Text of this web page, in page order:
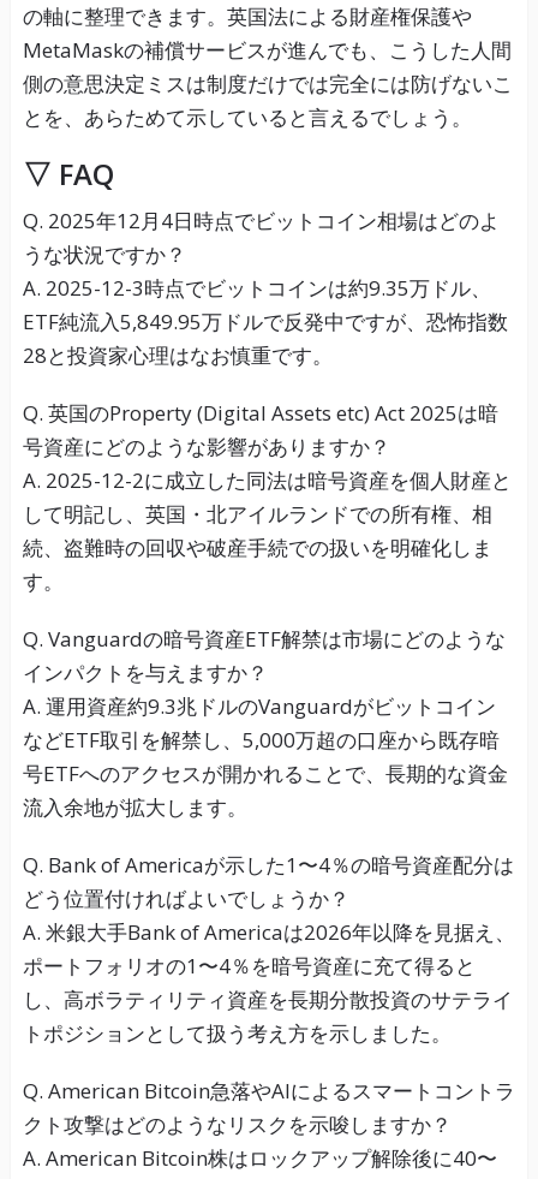
の軸に整理できます。英国法による財産権保護や
MetaMaskの補償サービスが進んでも、こうした人間
側の意思決定ミスは制度だけでは完全には防げないこ
とを、あらためて示していると言えるでしょう。
▽ FAQ
Q. 2025年12月4日時点でビットコイン相場はどのよ
うな状況ですか？
A. 2025-12-3時点でビットコインは約9.35万ドル、
ETF純流入5,849.95万ドルで反発中ですが、恐怖指数
28と投資家心理はなお慎重です。
Q. 英国のProperty (Digital Assets etc) Act 2025は暗
号資産にどのような影響がありますか？
A. 2025-12-2に成立した同法は暗号資産を個人財産と
して明記し、英国・北アイルランドでの所有権、相
続、盗難時の回収や破産手続での扱いを明確化しま
す。
Q. Vanguardの暗号資産ETF解禁は市場にどのような
インパクトを与えますか？
A. 運用資産約9.3兆ドルのVanguardがビットコイン
などETF取引を解禁し、5,000万超の口座から既存暗
号ETFへのアクセスが開かれることで、長期的な資金
流入余地が拡大します。
Q. Bank of Americaが示した1〜4％の暗号資産配分は
どう位置付ければよいでしょうか？
A. 米銀大手Bank of Americaは2026年以降を見据え、
ポートフォリオの1〜4％を暗号資産に充て得ると
し、高ボラティリティ資産を長期分散投資のサテライ
トポジションとして扱う考え方を示しました。
Q. American Bitcoin急落やAIによるスマートコントラ
クト攻撃はどのようなリスクを示唆しますか？
A. American Bitcoin株はロックアップ解除後に40〜